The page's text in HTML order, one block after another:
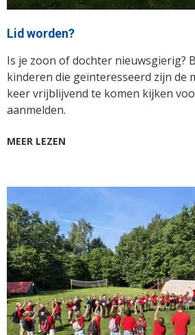
Lid worden?
Is je zoon of dochter nieuwsgierig?
kinderen die geïnteresseerd zijn de
keer vrijblijvend te komen kijken
aanmelden.
MEER LEZEN